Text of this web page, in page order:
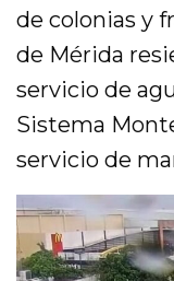
de colonias y
de Mérida
servicio de
Sistema
servicio de